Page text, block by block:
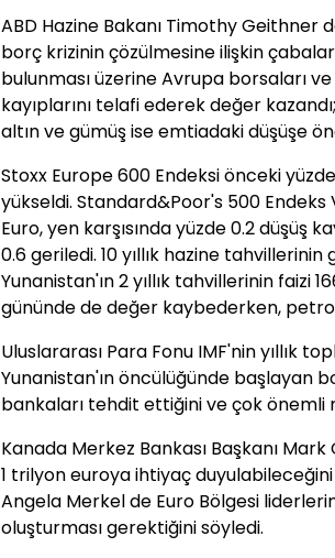
ABD Hazine Bakanı Timothy Geithner
borç krizinin çözülmesine ilişkin
bulunması üzerine Avrupa borsaları
kayıplarını telafi ederek değer
altın ve gümüş ise emtiadaki düşüşe
Stoxx Europe 600 Endeksi önceki
yükseldi. Standard&Poor's 500 Endeks
Euro, yen karşısında yüzde 0.2 düşüş
0.6 geriledi. 10 yıllık hazine
Yunanistan'ın 2 yıllık tahvillerinin faizi
gününde de değer kaybederken, petrol
Uluslararası Para Fonu IMF'nin yıllık
Yunanistan'ın öncülüğünde başlayan
bankaları tehdit ettiğini ve çok önemli
Kanada Merkez Bankası Başkanı
1 trilyon euroya ihtiyaç
Angela Merkel de Euro Bölgesi
oluşturması gerektiğini söyledi.